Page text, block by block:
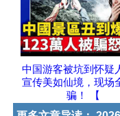
中国游客被坑到怀疑
宣传美如仙境，现场
骗！ 【